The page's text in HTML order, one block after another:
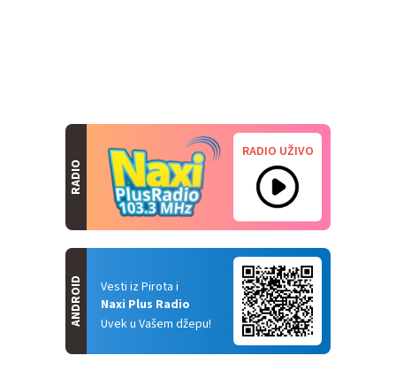
RADIO
RADIO UŽIVO
Vesti iz Pirota i
Naxi Plus Radio
Uvek u Vašem džepu!
ANDROID